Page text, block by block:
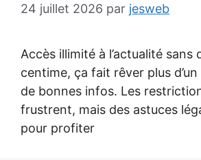
24 juillet 2026 par jesweb
Accès illimité à l’actualité sans
centime, ça fait rêver plus
de bonnes infos. Les
frustrent, mais des astuces
pour profiter